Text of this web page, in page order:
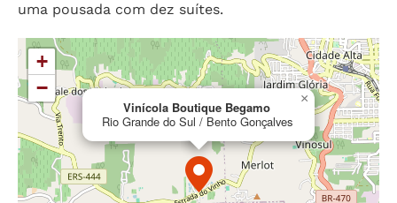
uma pousada com dez suítes.
Vinícola Boutique Begamo
Rio Grande do Sul / Bento Gonçalves
×
+
−